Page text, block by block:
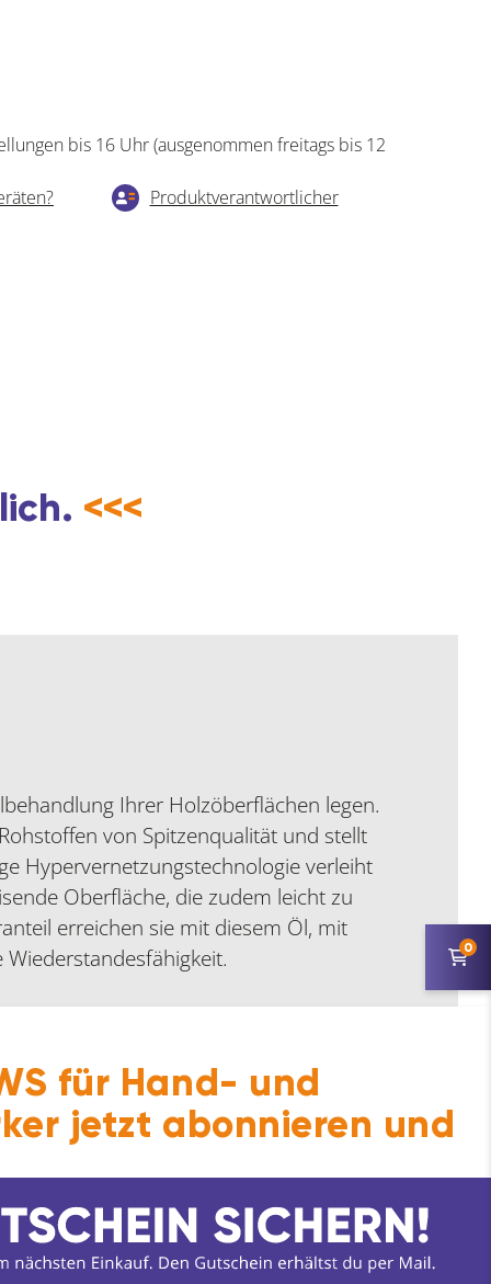
bis 16 Uhr (ausgenommen freitags bis 12
Produktverantwortlicher
<<<
Ihrer Holzöberflächen legen.
von Spitzenqualität und stellt
Hypervernetzungstechnologie verleiht
Oberfläche, die zudem leicht zu
erreichen sie mit diesem Öl, mit
0
für Hand- und
jetzt abonnieren und